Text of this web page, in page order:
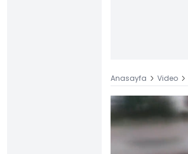
Anasayfa Video